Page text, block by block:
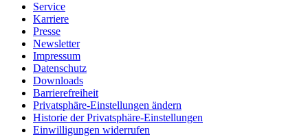
Service
Karriere
Presse
Newsletter
Impressum
Datenschutz
Downloads
Barrierefreiheit
Privatsphäre-Einstellungen ändern
Historie der Privatsphäre-Einstellungen
Einwilligungen widerrufen